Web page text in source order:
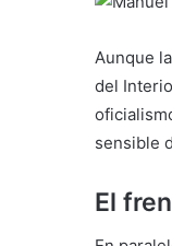
Aunque
del
sensible
El